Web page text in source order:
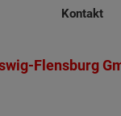
Kontakt
Flensburg